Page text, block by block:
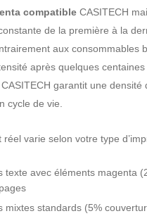
compatible CASITECH
de la première à la
aux consommables
après quelques
garantit une densité
cycle de vie.
réel varie selon votre type
texte avec éléments magenta
mixtes standards (5%